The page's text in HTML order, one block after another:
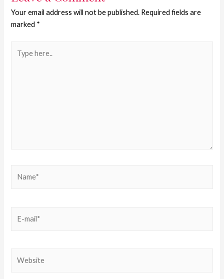
Your email address will not be published. Required fields are
marked *